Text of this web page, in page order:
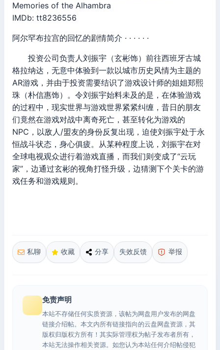
Memories of the Alhambra
IMDb: tt8236556
阿尔罕布拉宫的回忆的剧情简介 · · · · · ·
投资公司负责人刘振宇（玄彬饰）前往西班牙古城
格拉纳达，无意中体验到一款以城市历史风情为主题的
AR游戏，并由于投资需要结识了游戏设计师的姐姐郑熙
珠（朴信惠饰）。令刘振宇始料未及的是，在体验游戏
的过程中，现实世界与游戏世界紧紧纠缠，昔日的朋友
们竟然在游戏对战中离奇死亡，甚至转化为游戏的
NPC，以敌人/盟友的身份反复出现，迫使刘振宇处于永
恒战斗状态，身心俱疲。从某种程度上说，刘振宇在对
全球电视观众进行着游戏直播，而我们则变成了“云玩
家”，边通过玄彬的视角打怪升级，边猜测下个关卡的游
戏任务和游戏规则。
私聊 收藏 分享 失效反馈 举报
免责声明
本站不存储任何实质资源，该帖为网盘用户发布的网盘
链接介绍帖。本文内所有链接指向的云盘网盘资源，其
版权归版权方所有！其实际管理权为帖子发布者所有，
本站无法操作相关资源。如您认为本站任何介绍帖侵犯